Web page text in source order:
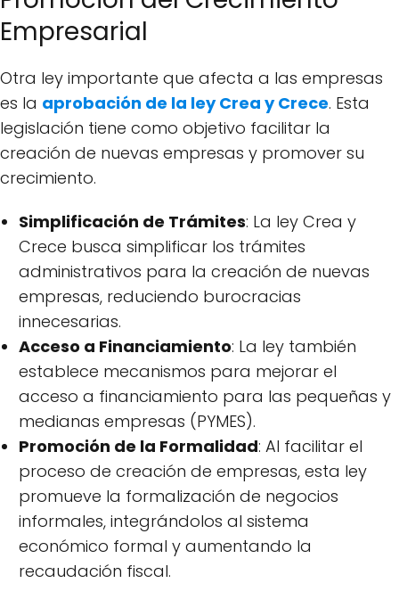
Empresarial
Otra ley importante que afecta a las empresas
es la aprobación de la ley Crea y Crece. Esta
legislación tiene como objetivo facilitar la
creación de nuevas empresas y promover su
crecimiento.
Simplificación de Trámites: La ley Crea y
Crece busca simplificar los trámites
administrativos para la creación de nuevas
empresas, reduciendo burocracias
innecesarias.
Acceso a Financiamiento: La ley también
establece mecanismos para mejorar el
acceso a financiamiento para las pequeñas y
medianas empresas (PYMES).
Promoción de la Formalidad: Al facilitar el
proceso de creación de empresas, esta ley
promueve la formalización de negocios
informales, integrándolos al sistema
económico formal y aumentando la
recaudación fiscal.